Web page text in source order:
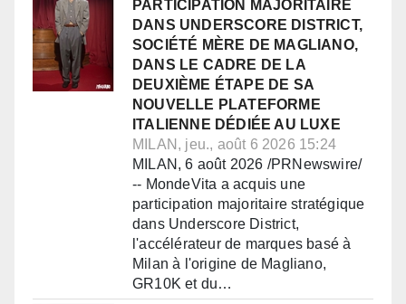
PARTICIPATION MAJORITAIRE
DANS UNDERSCORE DISTRICT,
SOCIÉTÉ MÈRE DE MAGLIANO,
DANS LE CADRE DE LA
DEUXIÈME ÉTAPE DE SA
NOUVELLE PLATEFORME
ITALIENNE DÉDIÉE AU LUXE
MILAN, jeu., août 6 2026 15:24
MILAN, 6 août 2026 /PRNewswire/
-- MondeVita a acquis une
participation majoritaire stratégique
dans Underscore District,
l'accélérateur de marques basé à
Milan à l'origine de Magliano,
GR10K et du…